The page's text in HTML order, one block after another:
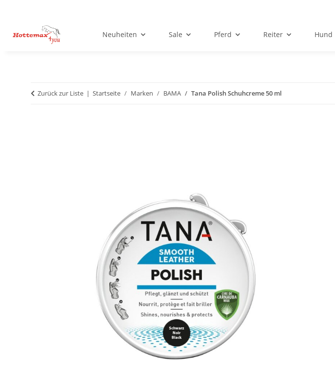
Neuheiten Sale Pferd Reiter Hund
Zurück zur Liste Startseite Marken BAMA Tana Polish Schuhcreme 50 ml